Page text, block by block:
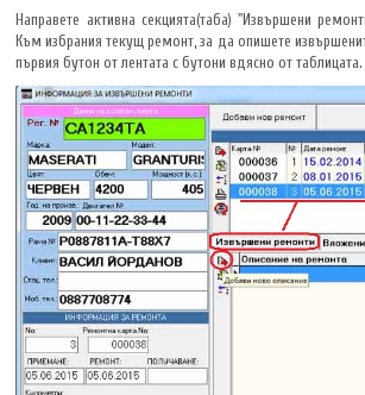
Направете активна секцията(таба) "Извършени
Към избрания текущ ремонт, за да опишете
първия бутон от лентата с бутони вдясно от таблицата.